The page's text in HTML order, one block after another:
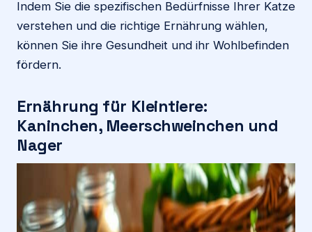
Indem Sie die spezifischen Bedürfnisse Ihrer Katze
verstehen und die richtige Ernährung wählen,
können Sie ihre Gesundheit und ihr Wohlbefinden
fördern.
Ernährung für Kleintiere:
Kaninchen, Meerschweinchen und
Nager